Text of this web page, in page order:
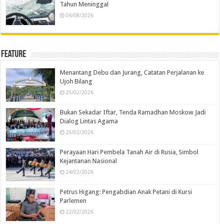
Tahun Meninggal
06/08/2026
Feature
Menantang Debu dan Jurang, Catatan Perjalanan ke
Ujoh Bilang
25/02/2026
Bukan Sekadar Iftar, Tenda Ramadhan Moskow Jadi
Dialog Lintas Agama
25/02/2026
Perayaan Hari Pembela Tanah Air di Rusia, Simbol
Kejantanan Nasional
24/02/2026
Petrus Higang: Pengabdian Anak Petani di Kursi
Parlemen
22/02/2026